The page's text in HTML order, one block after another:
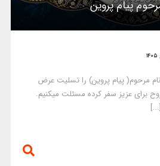
پیام پروین
مرحوم( پیام پروین) را تسلیت عرض
برای عزیز سفر کرده مسئلت میکنیم.